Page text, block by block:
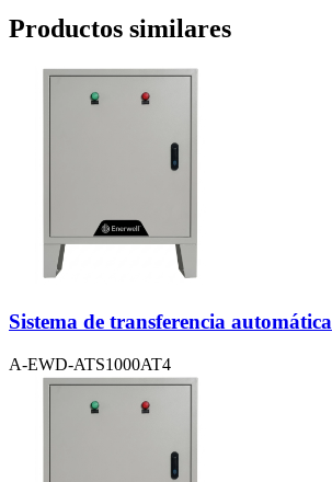
Productos similares
Sistema de transferencia automática
A-EWD-ATS1000AT4